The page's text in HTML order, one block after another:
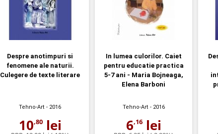
Despre anotimpuri si
fenomene ale naturii.
Culegere de texte literare
Tehno-Art - 2016
10,80lei
In lumea culorilor. Caiet
pentru educatie practica
5-7 ani - Maria Bojneaga,
Elena Barboni
Tehno-Art - 2016
6,16lei